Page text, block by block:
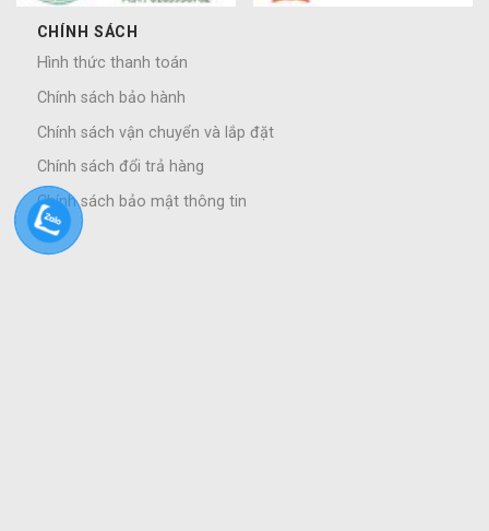
CHÍNH SÁCH
Hình thức thanh toán
Chính sách bảo hành
Chính sách vận chuyển và lắp đặt
Chính sách đổi trả hàng
Chính sách bảo mật thông tin